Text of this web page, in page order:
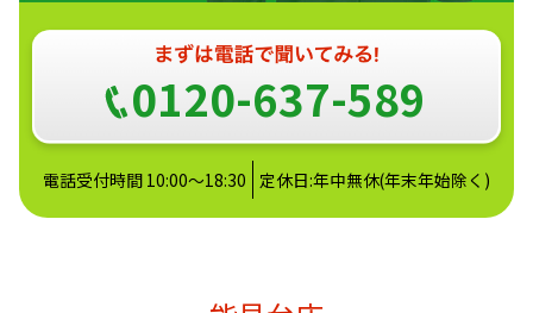
0120-637-589
電話受付時間 10:00～18:30 定休日:年中無休(年末年始除く)